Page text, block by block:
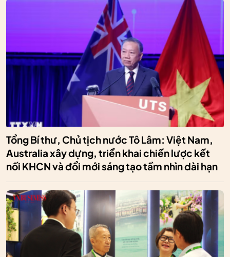
Tổng Bí thư, Chủ tịch nước Tô Lâm: Việt Nam,
Australia xây dựng, triển khai chiến lược kết
nối KHCN và đổi mới sáng tạo tầm nhìn dài hạn